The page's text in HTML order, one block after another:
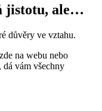
jistotu, ale…
důvěry ve vztahu.
na webu nebo
dá vám všechny